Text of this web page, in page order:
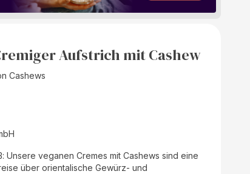
Aufstrich mit Cashew
Cashews
Unsere veganen Cremes mit Cashews sind eine
über orientalische Gewürz- und